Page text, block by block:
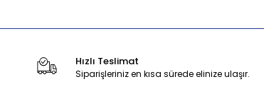
Hızlı Teslimat
Siparişleriniz en kısa sürede elinize ulaşır.